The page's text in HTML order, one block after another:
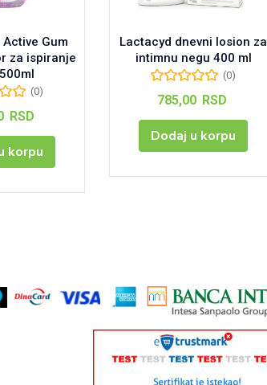
Gum
za ispiranje
(0)
RSD
korpu
Lactacyd dnevni losion za
intimnu negu 400 ml
(0)
785,00 RSD
Dodaj u korpu